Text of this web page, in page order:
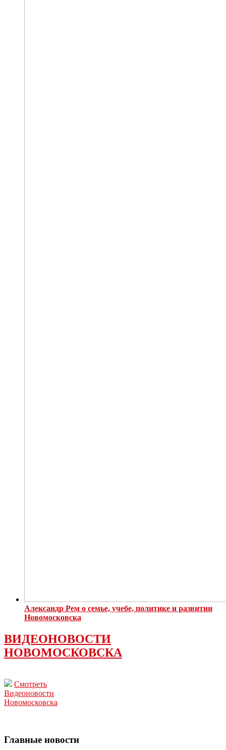
Александр Рем о семье, учебе, политике и развитии
Новомосковска
ВИДЕОНОВОСТИ
НОВОМОСКОВСКА
Смотреть
Видеоновости
Новомосковска
Главные новости